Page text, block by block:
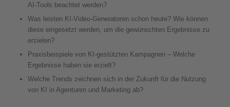
AI-Tools beachtet werden?
Was leisten KI-Video-Generatoren schon heute? Wie können
diese eingesetzt werden, um die gewünschten Ergebnisse zu
erzielen?
Praxisbeispiele von KI-gestützten Kampagnen – Welche
Ergebnisse haben sie erzielt?
Welche Trends zeichnen sich in der Zukunft für die Nutzung
von KI in Agenturen und Marketing ab?